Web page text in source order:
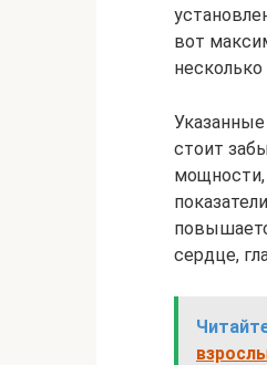
вот
стоит
мощности,
сердце,